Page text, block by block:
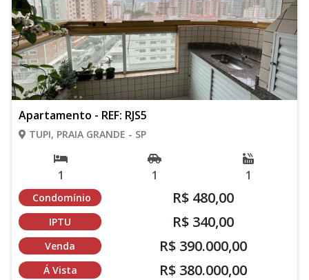
Apartamento - REF: RJS5
TUPI, PRAIA GRANDE - SP
1 1 1
Condomínio R$ 480,00
IPTU R$ 340,00
Venda R$ 390.000,00
Á Vista R$ 380.000,00